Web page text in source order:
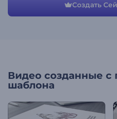
Создать
Видео созданные с
шаблона